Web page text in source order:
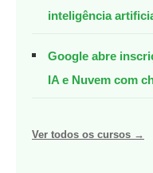
inteligência
Google abre
IA e Nuvem com
Ver todos os cursos →